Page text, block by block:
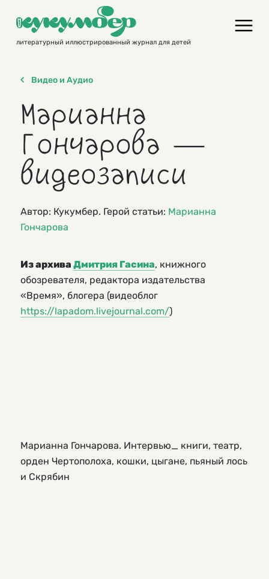
contentлитературный иллюстрированный журнал для детей
Видео и Аудио
Марианна
Гончарова —
видеозаписи
Автор: Кукумбер. Герой статьи: Марианна
Гончарова
Из архива Дмитрия Гасина, книжного
обозревателя, редактора издательства
«Время», блогера (видеоблог
https://lapadom.livejournal.com/)
Марианна Гончарова. Интервью_ книги, театр,
орден Чертополоха, кошки, цыгане, пьяный лось
и Скрябин